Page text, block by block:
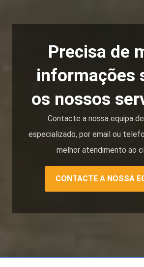
Precisa de
informações
os nossos
Contacte a nossa equipa
especializado, por email ou
melhor atendimento ao
CONTACTE A NOSSA